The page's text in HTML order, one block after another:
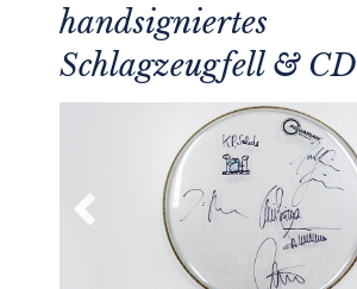
handsigniertes
Schlagzeugfell & CD